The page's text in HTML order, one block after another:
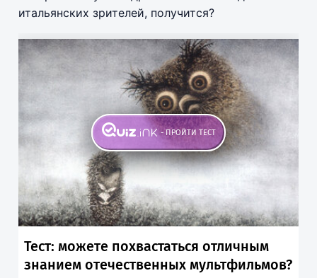
итальянских зрителей, получится?